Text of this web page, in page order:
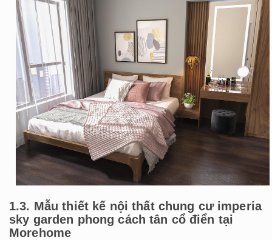
1.3. Mẫu thiết kế nội thất chung cư imperia
sky garden phong cách tân cổ điển tại
Morehome